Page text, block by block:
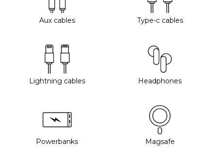
Aux cables Type-c cables
Lightning cables Headphones
Powerbanks Magsafe